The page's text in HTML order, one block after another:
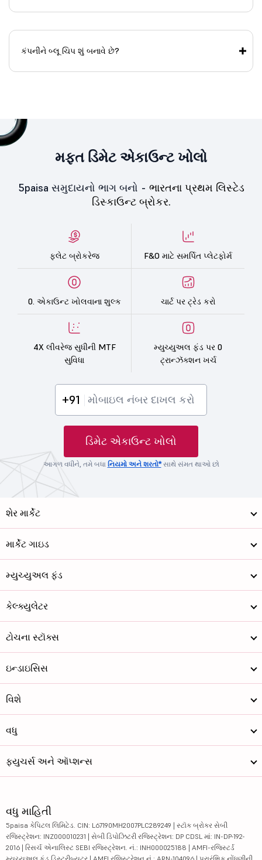
કંપનીને બ્લૂ ચિપ શું બનાવે છે?
મફત ડિમેટ એકાઉન્ટ ખોલો
5paisa સમુદાયનો ભાગ બનો - ભારતના પ્રથમ લિસ્ટેડ
ડિસ્કાઉન્ટ બ્રોકર.
ફ્લેટ બ્રોકરેજ F&O માટે સમર્પિત પ્લેટફોર્મ
0. એકાઉન્ટ ખોલવાના શુલ્ક ચાર્ટ પર ટ્રેડ કરો
4X લીવરેજ સુધીની MTF
સુવિધા
મ્યુચ્યુઅલ ફંડ પર 0
ટ્રાન્ઝૅક્શન ખર્ચ
+91
ડિમેટ એકાઉન્ટ ખોલો
આગળ વધીને, તમે બધા નિયમો અને શરતો*સાથે સંમત થાઓ છો
શેર માર્કેટ
માર્કેટ ગાઇડ
મ્યુચ્યુઅલ ફંડ
કેલ્ક્યુલેટર
ટોચના સ્ટૉક્સ
ઇન્ડાઇસિસ
વિશે
વધુ
ફ્યુચર્સ અને ઑપ્શન્સ
વધુ માહિતી
5paisa કેપિટલ લિમિટેડ. CIN: L67190MH2007PLC289249 | સ્ટૉક બ્રોકર સેબી
રજિસ્ટ્રેશન: INZ000010231 | સેબી ડિપોઝિટરી રજિસ્ટ્રેશન: DP CDSL માં: IN-DP-192-
2016 | રિસર્ચ એનાલિસ્ટ SEBI રજિસ્ટ્રેશન. નં.: INH000025188 | AMFI-રજિસ્ટર્ડ